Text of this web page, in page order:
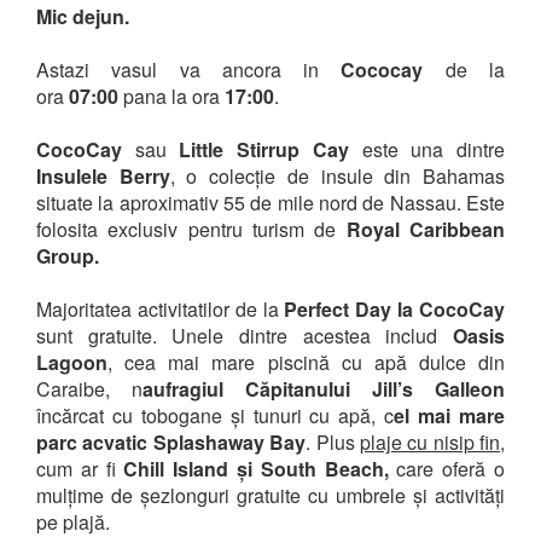
Mic dejun.
Astazi vasul va ancora inCococay de la
ora07:00pana la ora 17:00.
CocoCay sau Little Stirrup Cayeste una dintre
Insulele Berry, o colecție de insule din Bahamas
situate la aproximativ 55 de mile nord de Nassau. Este
folosita exclusiv pentru turism de Royal Caribbean
Group.
​​​​​​Majoritatea activitatilor de la Perfect Day la CocoCay
sunt gratuite. Unele dintre acestea includ Oasis
Lagoon, cea mai mare piscină cu apă dulce din
Caraibe, naufragiul Căpitanului Jill’s Galleon
încărcat cu tobogane și tunuri cu apă, cel mai mare
parc acvatic Splashaway Bay. Plusplaje cu nisip fin,
cum ar fi Chill Island și South Beach,care oferă o
mulțime de șezlonguri gratuite cu umbrele și activități
pe plajă.